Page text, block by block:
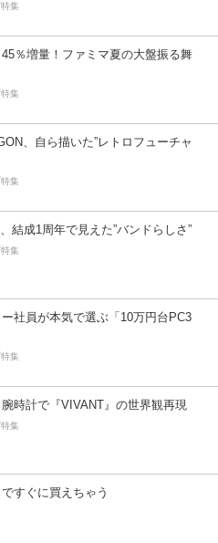
集
％増量！ファミマ夏の大盤振る舞
集
、自ら描いた”レトロフューチャ
集
結成1周年で見えた”バンドらしさ”
集
社員が本気で選ぶ「10万円台PC3
集
腕時計で『VIVANT』の世界観再現
集
すぐに買えちゃう